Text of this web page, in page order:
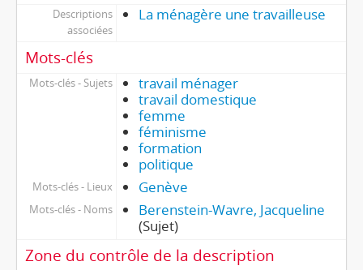
Descriptions
associées
La ménagère une travailleuse
Mots-clés
Mots-clés - Sujets
travail ménager
travail domestique
femme
féminisme
formation
politique
Mots-clés - Lieux Genève
Mots-clés - Noms
Berenstein-Wavre, Jacqueline
(Sujet)
Zone du contrôle de la description